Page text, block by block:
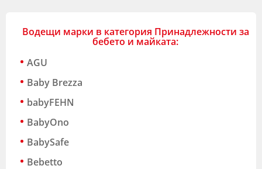
Водещи марки в категория Принадлежности за
бебето и майката:
AGU
Baby Brezza
babyFEHN
BabyOno
BabySafe
Bebetto